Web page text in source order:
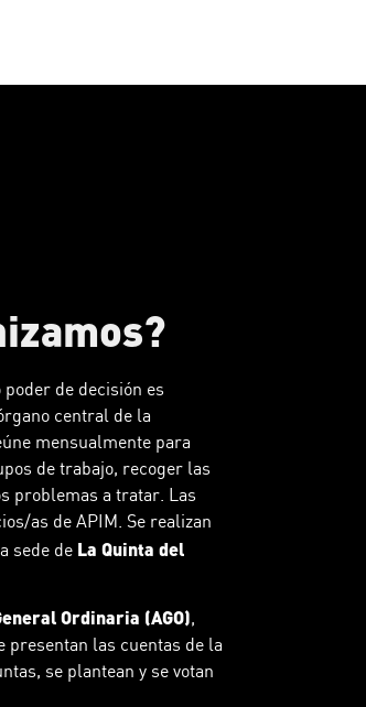
de decisión es
central de la
mensualmente para
de trabajo, recoger las
problemas a tratar. Las
as de APIM. Se realizan
sede de La Quinta del
Ordinaria (AGO),
presentan las cuentas de la
se plantean y se votan